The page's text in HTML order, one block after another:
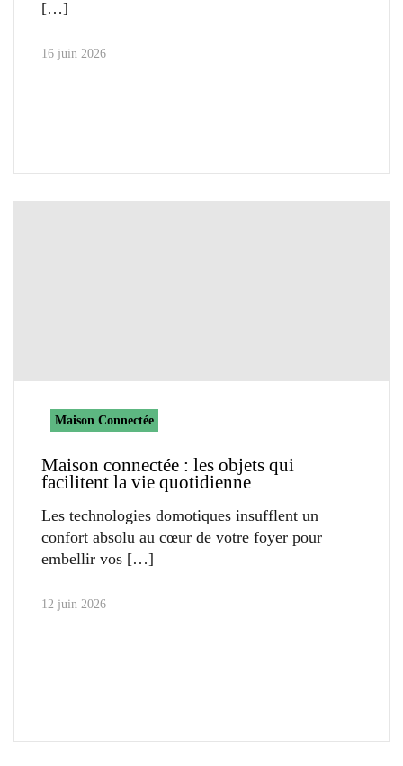
16 juin 2026
Maison Connectée
Maison connectée : les objets qui
facilitent la vie quotidienne
Les technologies domotiques insufflent un
confort absolu au cœur de votre foyer pour
embellir vos
12 juin 2026